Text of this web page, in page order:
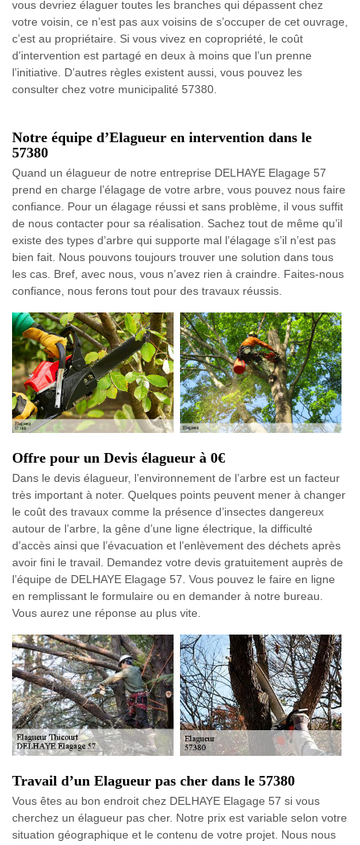
vous devriez élaguer toutes les branches qui dépassent chez
votre voisin, ce n’est pas aux voisins de s’occuper de cet ouvrage,
c’est au propriétaire. Si vous vivez en copropriété, le coût
d’intervention est partagé en deux à moins que l’un prenne
l’initiative. D’autres règles existent aussi, vous pouvez les
consulter chez votre municipalité 57380.
Notre équipe d’Elagueur en intervention dans le
57380
Quand un élagueur de notre entreprise DELHAYE Elagage 57
prend en charge l’élagage de votre arbre, vous pouvez nous faire
confiance. Pour un élagage réussi et sans problème, il vous suffit
de nous contacter pour sa réalisation. Sachez tout de même qu’il
existe des types d’arbre qui supporte mal l’élagage s’il n’est pas
bien fait. Nous pouvons toujours trouver une solution dans tous
les cas. Bref, avec nous, vous n’avez rien à craindre. Faites-nous
confiance, nous ferons tout pour des travaux réussis.
Offre pour un Devis élagueur à 0€
Dans le devis élagueur, l’environnement de l’arbre est un facteur
très important à noter. Quelques points peuvent mener à changer
le coût des travaux comme la présence d’insectes dangereux
autour de l’arbre, la gêne d’une ligne électrique, la difficulté
d’accès ainsi que l’évacuation et l’enlèvement des déchets après
avoir fini le travail. Demandez votre devis gratuitement auprès de
l’équipe de DELHAYE Elagage 57. Vous pouvez le faire en ligne
en remplissant le formulaire ou en demander à notre bureau.
Vous aurez une réponse au plus vite.
Travail d’un Elagueur pas cher dans le 57380
Vous êtes au bon endroit chez DELHAYE Elagage 57 si vous
cherchez un élagueur pas cher. Notre prix est variable selon votre
situation géographique et le contenu de votre projet. Nous nous